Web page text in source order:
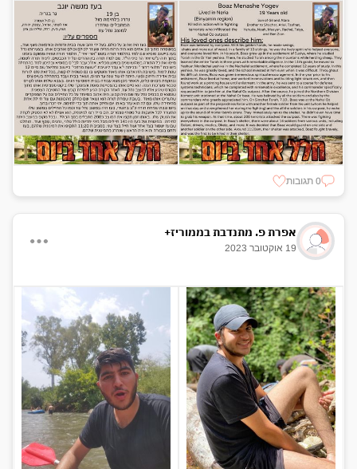
0 תגובות
אפרת פ. מתנדבת בממוריז+
19 אוקטובר 2023